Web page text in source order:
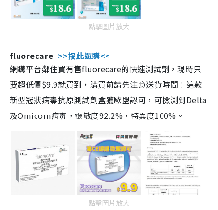
點擊圖片放大
fluorecare >>按此選購<<
網購平台鄰住買有售fluorecare的快速測試劑，現時只
要超低價$9.9就買到，購買前請先注意送貨時間！這款
新型冠狀病毒抗原測試劑盒獲歐盟認可，可檢測到Delta
及Omicorn病毒，靈敏度92.2%，特異度100%。
點擊圖片放大